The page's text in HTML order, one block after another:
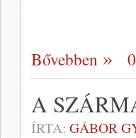
Bővebben
A
ÍRTA: GÁBOR